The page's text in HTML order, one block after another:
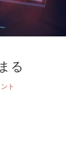
る
ト